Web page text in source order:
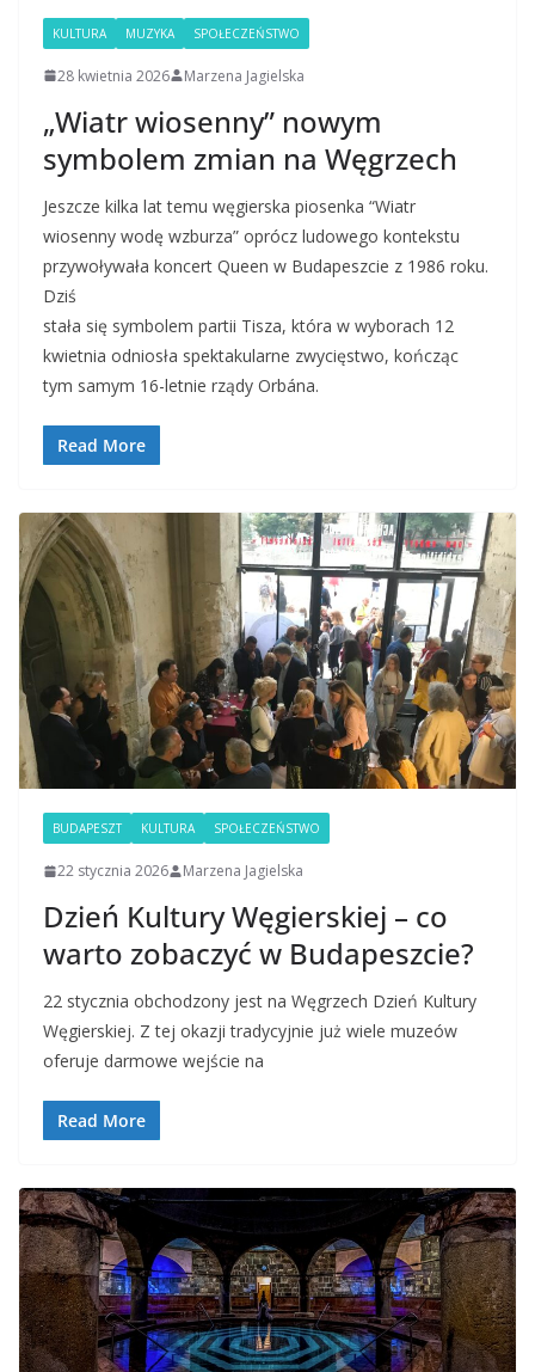
KULTURA MUZYKA SPOŁECZEŃSTWO
28 kwietnia 2026 Marzena Jagielska
„Wiatr wiosenny” nowym
symbolem zmian na Węgrzech
Jeszcze kilka lat temu węgierska piosenka “Wiatr
wiosenny wodę wzburza” oprócz ludowego kontekstu
przywoływała koncert Queen w Budapeszcie z 1986 roku.
Dziś
stała się symbolem partii Tisza, która w wyborach 12
kwietnia odniosła spektakularne zwycięstwo, kończąc
tym samym 16-letnie rządy Orbána.
Read More
BUDAPESZT KULTURA SPOŁECZEŃSTWO
22 stycznia 2026 Marzena Jagielska
Dzień Kultury Węgierskiej – co
warto zobaczyć w Budapeszcie?
22 stycznia obchodzony jest na Węgrzech Dzień Kultury
Węgierskiej. Z tej okazji tradycyjnie już wiele muzeów
oferuje darmowe wejście na
Read More